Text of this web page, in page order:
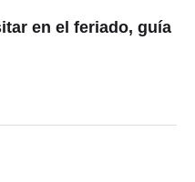
en el feriado, guía